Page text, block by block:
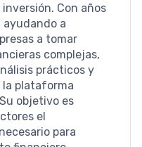
Con años
ayudando a
a tomar
complejas,
prácticos y
plataforma
objetivo es
el
para